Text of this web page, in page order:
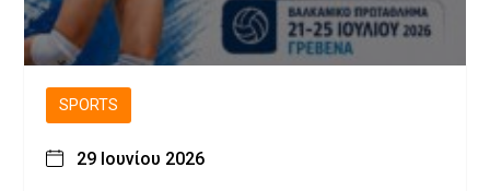
SPORTS
29 Ιουνίου 2026